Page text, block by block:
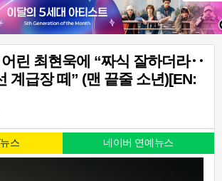
린 최현욱에 “짜식 잘하더라‥
계급장 떼” (맨 끝줄 소년)[EN:
스 네이버 연예뉴스